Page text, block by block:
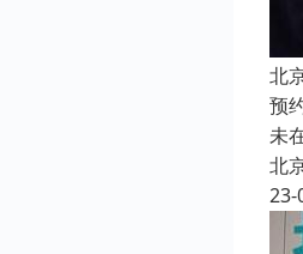
北
预
未
北
23-